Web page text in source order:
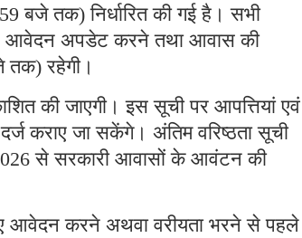
बजे तक) निर्धारित की गई है। सभी
आवेदन अपडेट करने तथा आवास की
तक) रहेगी।
की जाएगी। इस सूची पर आपत्तियां एवं
कराए जा सकेंगे। अंतिम वरिष्ठता सूची
से सरकारी आवासों के आवंटन की
आवेदन करने अथवा वरीयता भरने से पहले